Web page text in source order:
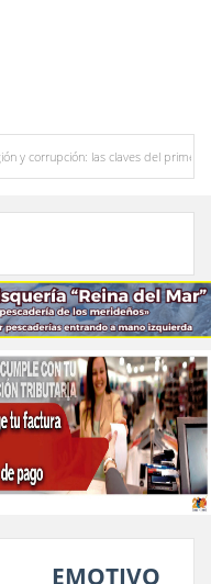
las claves del primer
EMOTIVO